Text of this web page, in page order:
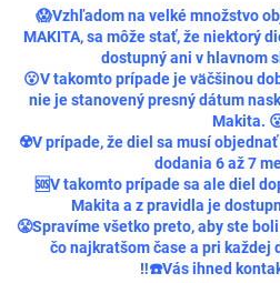
a
c
i
e
p
r
v
k
y
v
ý
p
i
v
a
n
i
e
😱Vzhľadom na velké množstvo
MAKITA, sa môže stať, že niektorý
dostupný ani v hlavnom
😮V takomto prípade je väčšinou
nie je stanovený presný dátum
Makita.
☢️V prípade, že diel sa musí
dodania 6 až 7
🆘V takomto prípade sa ale diel
Makita a z pravidla je
😤Spravíme všetko preto, aby ste
čo najkratšom čase a pri každej
‼️☎️Vás ihned